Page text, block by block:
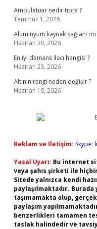
Ambulatuar nedir tıpta ?
Temmuz 1, 2026
Alüminyum kaynak sağlam mı
Haziran 30, 2026
En iyi demans ilacı hangisi ?
Haziran 23, 2026
Altının rengi neden değişir ?
Haziran 19, 2026
Reklam ve İletişim: Skype:
Yasal Uyarı: Bu internet
veya şahıs şirketi ile
Sitede yalnızca kendi
paylaşılmaktadır.
taşımamakta olup,
paylaşım
benzerlikleri tamamen
taslak halindedir ve